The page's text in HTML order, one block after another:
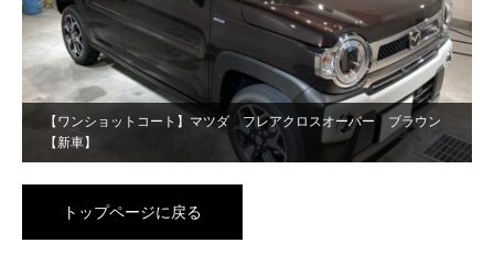
【ワンショットコート】マツダ フレアクロスオーバー ブラウン
【新車】
トップページに戻る